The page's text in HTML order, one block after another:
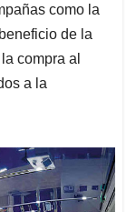
como la
de la
compra al
a la